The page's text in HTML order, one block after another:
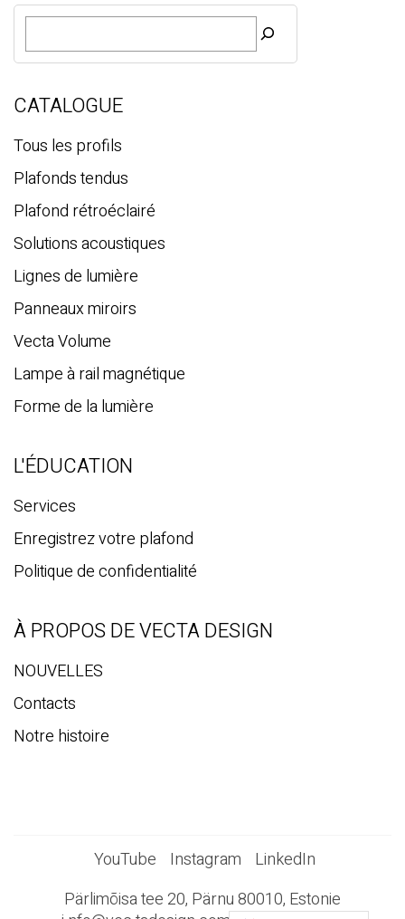
R
c
e
c
h
e
CATALOGUE
Tous les profils
Plafonds tendus
Plafond rétroéclairé
Solutions acoustiques
Lignes de lumière
Panneaux miroirs
Vecta Volume
Lampe à rail magnétique
Forme de la lumière
L'ÉDUCATION
Services
Enregistrez votre plafond
Politique de confidentialité
À PROPOS DE VECTA DESIGN
NOUVELLES
Contacts
Notre histoire
YouTube Instagram
LinkedIn
Pärlimõisa tee 20, Pärnu 80010, Estonie